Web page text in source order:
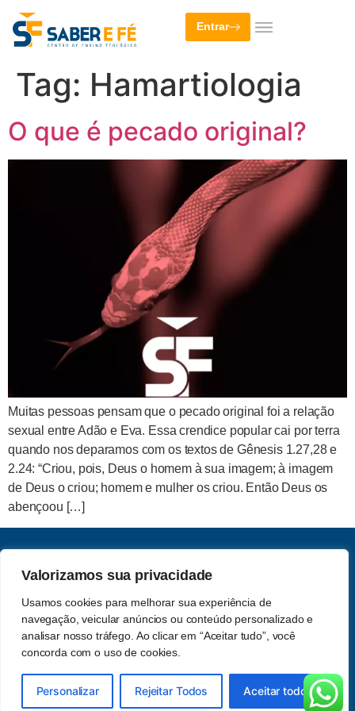
Valorizamos sua privacidade
Usamos cookies para melhorar sua experiência de
navegação, veicular anúncios ou conteúdo personalizado e
analisar nosso tráfego. Ao clicar em “Aceitar tudo”, você
concorda com o uso de cookies.
Personalizar Rejeitar Todos Aceitar todos
Entrar
Tag: Hamartiologia
O que é pecado original?
Muitas pessoas pensam que o pecado original foi a relação
sexual entre Adão e Eva. Essa crendice popular cai por terra
quando nos deparamos com os textos de Gênesis 1.27,28 e
2.24: “Criou, pois, Deus o homem à sua imagem; à imagem
de Deus o criou; homem e mulher os criou. Então Deus os
abençoou […]
Acompanhe-nos nas redes
sociais
CNPJ: 62.357.060.0001-13
Saber e Fé Teologia LTDA
Política de Privacidade
Direitos Reservados.